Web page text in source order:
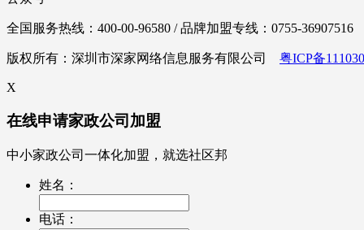
全国服务热线：400-00-96580 / 品牌加盟专线：0755-36907516
版权所有：深圳市深家网络信息服务有限公司 粤ICP备
X
在线申请家政公司加盟
中小家政公司一体化加盟，就选社区邦
姓名：
电话：